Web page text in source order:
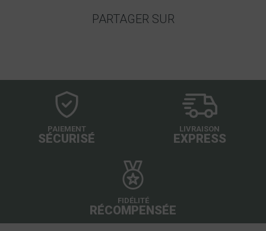
PARTAGER SUR
PAIEMENT
SÉCURISÉ
LIVRAISON
EXPRESS
FIDÉLITÉ
RÉCOMPENSÉE